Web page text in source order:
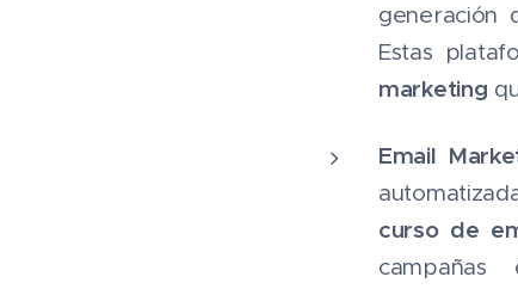
generación
Estas
marketing
Email
curso de